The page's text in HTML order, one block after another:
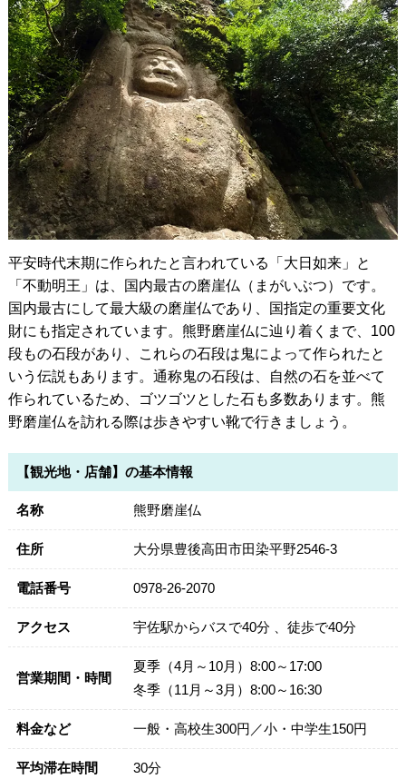
平安時代末期に作られたと言われている「大日如来」と
「不動明王」は、国内最古の磨崖仏（まがいぶつ）です。
国内最古にして最大級の磨崖仏であり、国指定の重要文化
財にも指定されています。熊野磨崖仏に辿り着くまで、100
段もの石段があり、これらの石段は鬼によって作られたと
いう伝説もあります。通称鬼の石段は、自然の石を並べて
作られているため、ゴツゴツとした石も多数あります。熊
野磨崖仏を訪れる際は歩きやすい靴で行きましょう。
【観光地・店舗】の基本情報
名称 熊野磨崖仏
住所 大分県豊後高田市田染平野2546-3
電話番号 0978-26-2070
アクセス 宇佐駅からバスで40分 、徒歩で40分
営業期間・時間
夏季（4月～10月）8:00～17:00
冬季（11月～3月）8:00～16:30
料金など 一般・高校生300円／小・中学生150円
平均滞在時間 30分